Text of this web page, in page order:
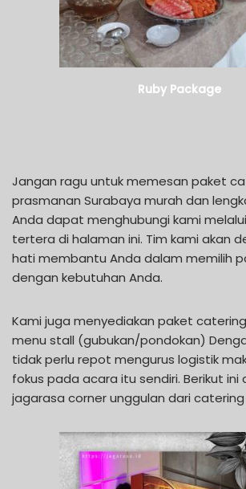
Ruby Package
Jangan ragu untuk memesan paket
prasmanan Surabaya murah dan
Anda dapat menghubungi kami
tertera di halaman ini. Tim kami akan
hati membantu Anda dalam memilih
dengan kebutuhan Anda.
Kami juga menyediakan paket
menu stall (gubukan/pondokan)
tidak perlu repot mengurus logistik
fokus pada acara itu sendiri. Berikut ini
jagarasa corner unggulan dari